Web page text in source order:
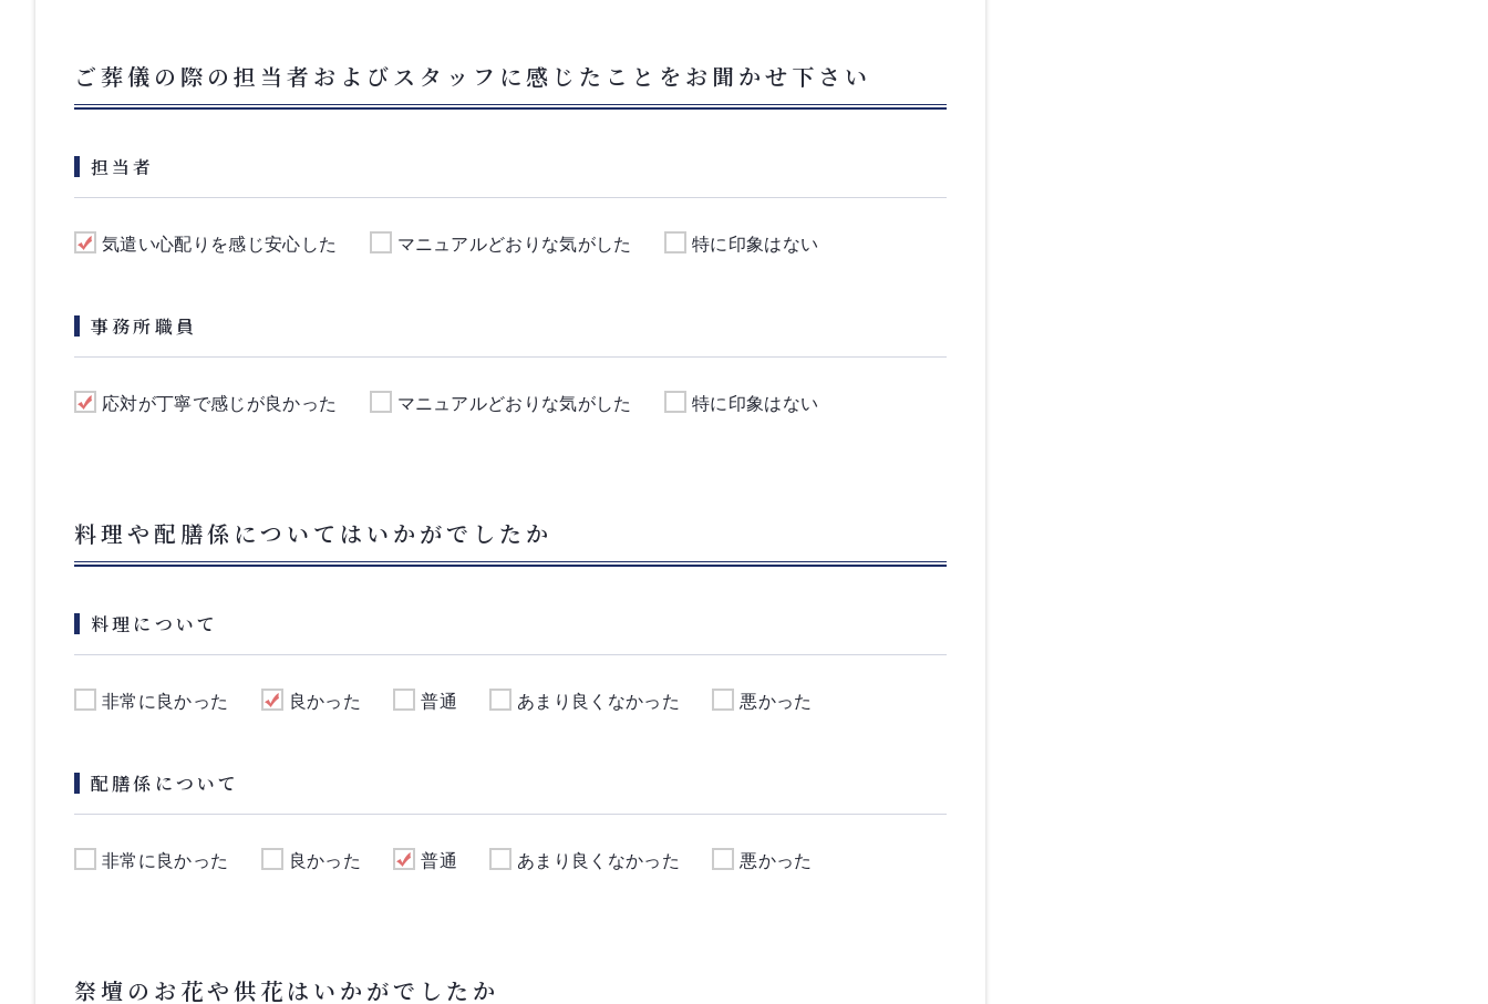
ご葬儀の際の担当者およびスタッフに感じたことをお聞かせ下さい
担当者
気遣い心配りを感じ安心した マニュアルどおりな気がした 特に印象はない
事務所職員
応対が丁寧で感じが良かった マニュアルどおりな気がした 特に印象はない
料理や配膳係についてはいかがでしたか
料理について
非常に良かった 良かった 普通 あまり良くなかった 悪かった
配膳係について
非常に良かった 良かった 普通 あまり良くなかった 悪かった
祭壇のお花や供花はいかがでしたか